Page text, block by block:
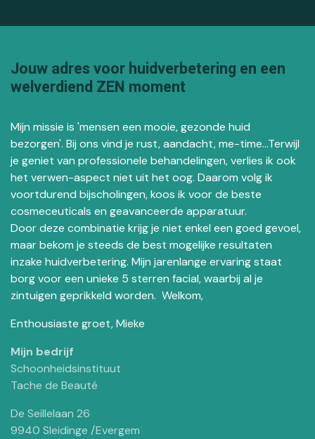
Jouw adres voor huidverbetering en een
welverdiend ZEN moment
Mijn missie is 'mensen een mooie, gezonde huid
bezorgen'. Bij ons vind je rust, aandacht, me-time...Terwijl
je geniet van professionele behandelingen, verlies ik ook
het verwen-aspect niet uit het oog. Daarom volg ik
voortdurend bijscholingen, koos ik voor de beste
cosmeceuticals en geavanceerde apparatuur.
Door deze combinatie krijg je niet enkel een goed gevoel,
maar bekom je steeds de best mogelijke resultaten
inzake huidverbetering. Mijn jarenlange ervaring staat
borg voor een unieke 5 sterren facial, waarbij al je
zintuigen geprikkeld worden. Welkom,
Enthousiaste groet, Mieke
Mijn bedrijf
Schoonheidsinstituut
Tache de Beauté
De Seillelaan 26
9940 Sleidinge /Evergem